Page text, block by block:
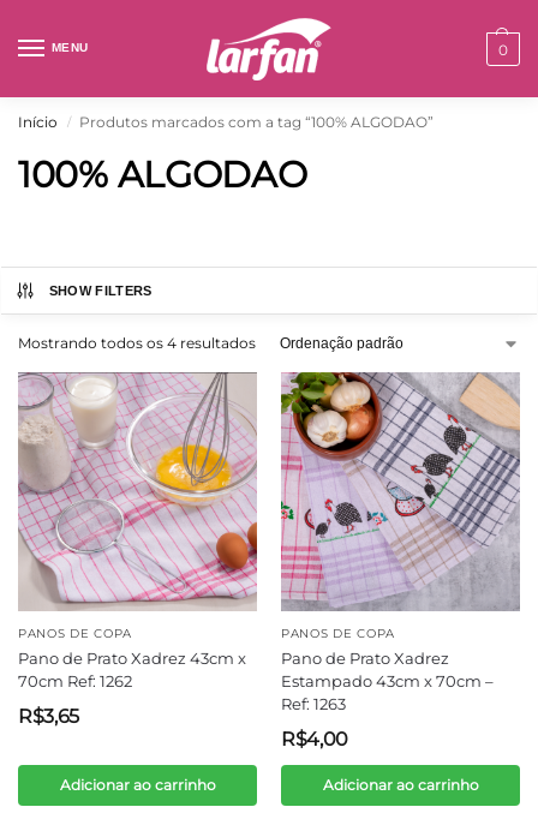
MENU 0
Início / Produtos marcados com a tag “100% ALGODAO”
100% ALGODAO
SHOW FILTERS
Mostrando todos os 4 resultados
PANOS DE COPA
Pano de Prato Xadrez 43cm x
70cm Ref: 1262
R$3,65
Adicionar ao carrinho
PANOS DE COPA
Pano de Prato Xadrez
Estampado 43cm x 70cm –
Ref: 1263
R$4,00
Adicionar ao carrinho